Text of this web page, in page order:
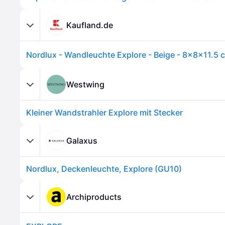
Kaufland.de
Nordlux - Wandleuchte Explore - Beige - 8x8x11.5
Westwing
Kleiner Wandstrahler Explore mit Stecker
Galaxus
Nordlux, Deckenleuchte, Explore (GU10)
Archiproducts